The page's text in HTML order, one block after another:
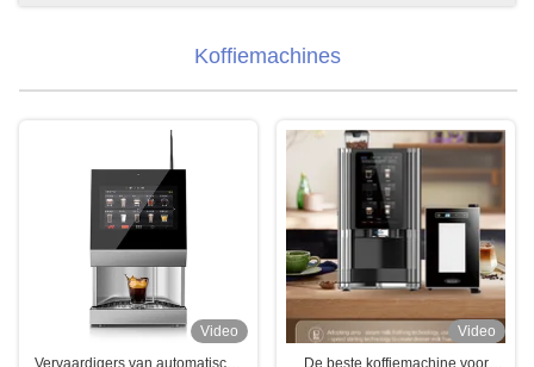
Koffiemachines
Video
Vervaardigers van automatische
Video
De beste koffiemachine voor